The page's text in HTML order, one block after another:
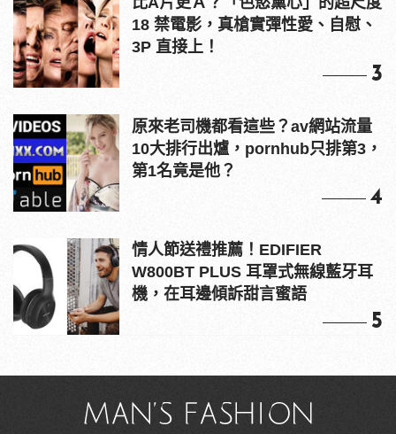
18 禁電影，真槍實彈性愛、自慰、
3P 直接上！
3
原來老司機都看這些？av網站流量
10大排行出爐，pornhub只排第3，
第1名竟是他？
4
情人節送禮推薦！EDIFIER
W800BT PLUS 耳罩式無線藍牙耳
機，在耳邊傾訴甜言蜜語
5